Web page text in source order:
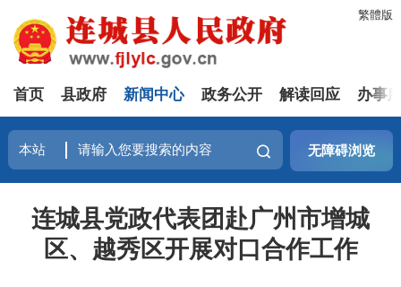
繁體版
首页 县政府 新闻中心 政务公开 解读回应 办事
无障碍浏览
连城县党政代表团赴广州市增城
区、越秀区开展对口合作工作